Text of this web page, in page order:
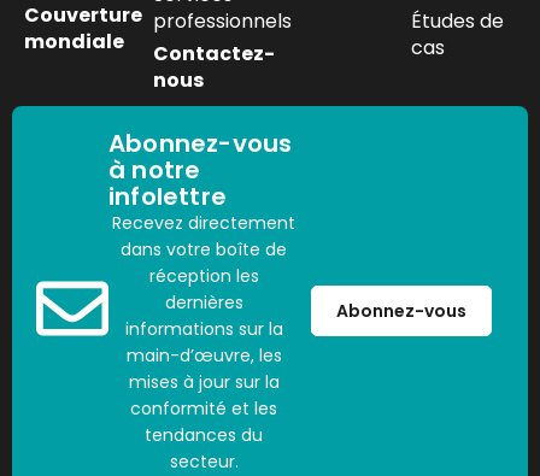
Couverture
mondiale
professionnels
Contactez-
nous
Études de
cas
Abonnez-vous
à notre
infolettre
Recevez directement
dans votre boîte de
réception les
dernières
informations sur la
main-d’œuvre, les
mises à jour sur la
conformité et les
tendances du
secteur.
Abonnez-vous